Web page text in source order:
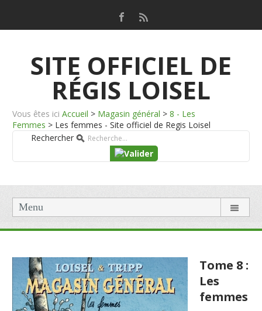
SITE OFFICIEL DE
RÉGIS LOISEL
Vous êtes ici Accueil > Magasin général > 8 - Les
Femmes > Les femmes - Site officiel de Regis Loisel
Rechercher
Menu
Tome 8 :
Les
femmes